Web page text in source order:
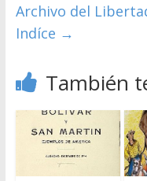
Archivo del
Indíce →
También